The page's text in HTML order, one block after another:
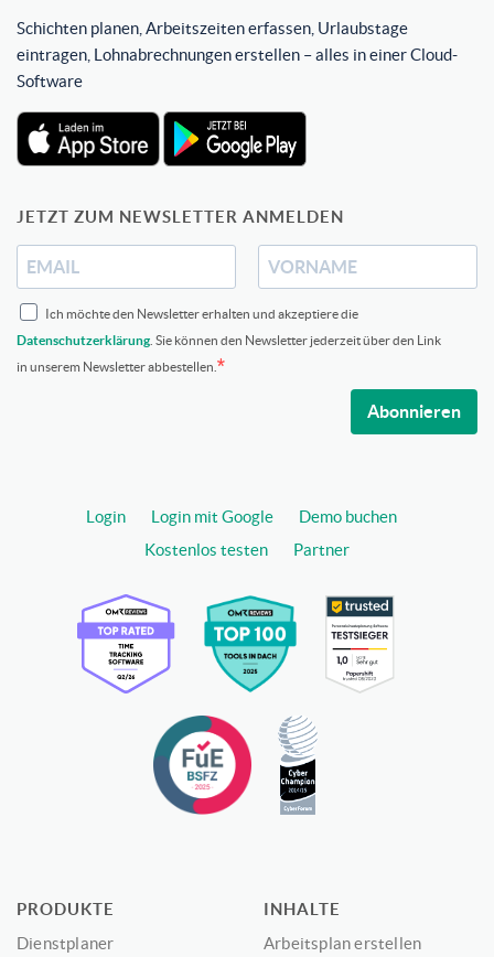
Schichten planen, Arbeitszeiten erfassen, Urlaubstage
eintragen, Lohnabrechnungen erstellen – alles in einer Cloud-
Software
JETZT ZUM NEWSLETTER ANMELDEN
Ich möchte den Newsletter erhalten und akzeptiere die
Datenschutzerklärung . Sie können den Newsletter jederzeit über den Link
in unserem Newsletter abbestellen.
Abonnieren
Login Login mit Google
Demo buchen
Kostenlos testen
Partner
PRODUKTE
Dienstplaner
INHALTE
Arbeitsplan erstellen